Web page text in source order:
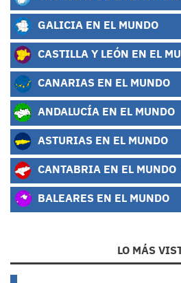
GALICIA EN EL MUNDO
CASTILLA Y LEÓN EN EL
CANARIAS EN EL MUNDO
ANDALUCÍA EN EL MUNDO
ASTURIAS EN EL MUNDO
CANTABRIA EN EL MUNDO
BALEARES EN EL MUNDO
LO MÁS